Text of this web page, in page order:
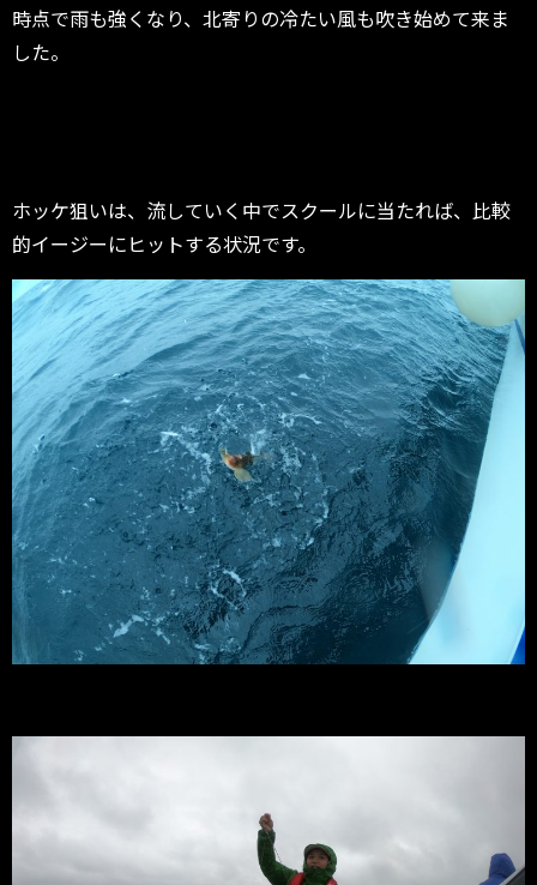
時点で雨も強くなり、北寄りの冷たい風も吹き始めて来ま
した。
ホッケ狙いは、流していく中でスクールに当たれば、比較
的イージーにヒットする状況です。